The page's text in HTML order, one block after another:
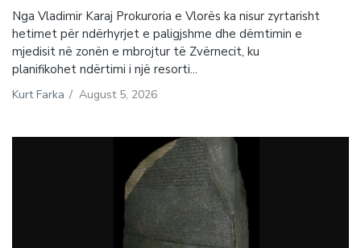
Nga Vladimir Karaj Prokuroria e Vlorës ka nisur zyrtarisht
hetimet për ndërhyrjet e paligjshme dhe dëmtimin e
mjedisit në zonën e mbrojtur të Zvërnecit, ku
planifikohet ndërtimi i një resorti...
Kurt Farka / August 5, 2026